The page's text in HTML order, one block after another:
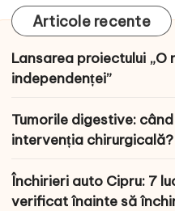
Articole recente
Lansarea proiectului „O
independenței”
Tumorile digestive:
intervenția chirurgicală?
Închirieri auto Cipru: 7
verificat înainte să